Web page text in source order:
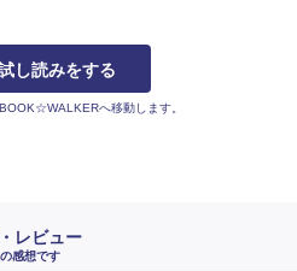
し読みをする
へ移動します。
レビュー
感想です